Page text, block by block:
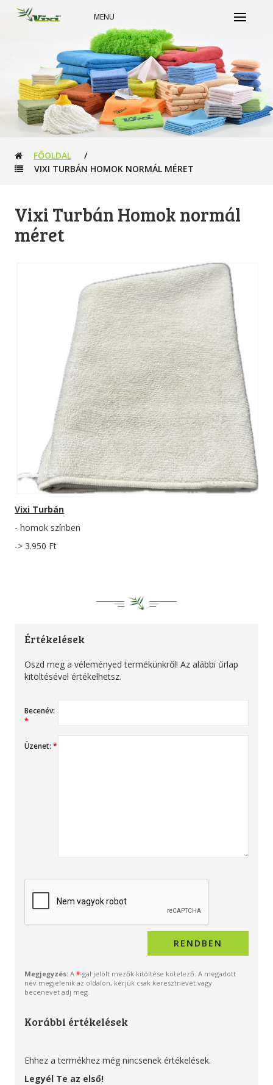
MENU
FŐOLDAL
/
VIXI TURBÁN HOMOK NORMÁL MÉRET
Vixi Turbán Homok normál
méret
Vixi Turbán
- homok színben
-> 3.950 Ft
Értékelések
Oszd meg a véleményed termékünkről! Az alábbi űrlap
kitöltésével értékelhetsz.
Becenév:
*
Üzenet: *
Megjegyzés: A *-gal jelölt mezők kitöltése kötelező. A megadott
név megjelenik az oldalon, kérjük csak keresztnevet vagy
becenevet adj meg.
Korábbi értékelések
Ehhez a termékhez még nincsenek értékelések.
Legyél Te az első!